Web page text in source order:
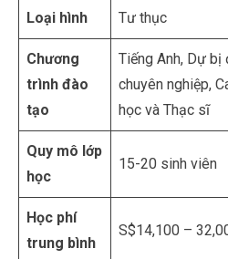
Loại hình Tư thục
Chương
trình đào
tạo
Tiếng Anh, Dự bị
chuyên nghiệp,
học và Thạc sĩ
Quy mô lớp
học
15-20 sinh viên
Học phí
trung bình
S$14,100 –